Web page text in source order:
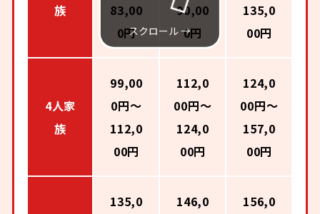
族
83,00
0円
90,00
0円
135,0
00円
4人家
族
99,00
0円～
112,0
00円
112,0
00円～
124,0
00円
124,0
00円～
157,0
00円
135,0
146,0
156,0